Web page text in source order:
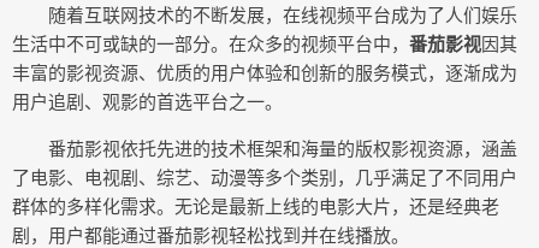
随着互联网技术的不断发展，在线视频平台成为了人们娱乐
生活中不可或缺的一部分。在众多的视频平台中， 番茄影视因其
丰富的影视资源、优质的用户体验和创新的服务模式，逐渐成为
用户追剧、观影的首选平台之一。
番茄影视依托先进的技术框架和海量的版权影视资源，涵盖
了电影、电视剧、综艺、动漫等多个类别，几乎满足了不同用户
群体的多样化需求。无论是最新上线的电影大片，还是经典老
剧，用户都能通过番茄影视轻松找到并在线播放。